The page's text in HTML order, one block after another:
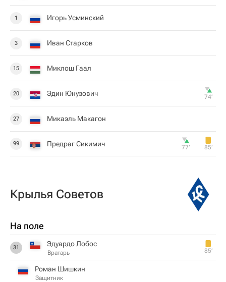
1 Игорь Усминский
3 Иван Старков
15 Миклош Гаал
20 Эдин Юнузович 74‎’‎
27 Микаэль Макагон
99 Предраг Сикимич 77‎’‎ 85‎’‎
Крылья Советов
На поле
31 Эдуардо Лобос
Вратарь 85‎’‎
Роман Шишкин
Защитник